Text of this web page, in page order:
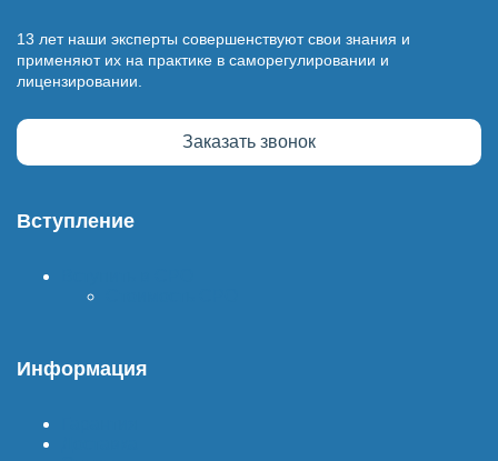
13 лет наши эксперты совершенствуют свои знания и
применяют их на практике в саморегулировании и
лицензировании.
Заказать звонок
Вступление
Информация